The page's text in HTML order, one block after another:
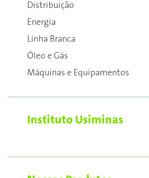
Distribuição
Energia
Linha Branca
Óleo e Gás
Máquinas e Equipamentos
Instituto Usiminas